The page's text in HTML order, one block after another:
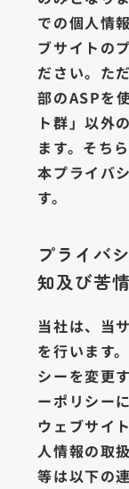
での個人情
ブサイトの
ださい。た
部のASPを
ト群」以外
ます。そち
本プライバ
す。
プライバ
知及び苦
当社は、当
を行います
シーを変更
ーポリシー
ウェブサイ
人情報の取
等は以下の